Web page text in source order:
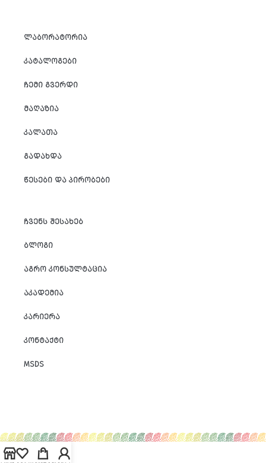
ᲚᲐᲑᲝᲠᲐᲢᲝᲠᲘᲐ
ᲙᲐᲢᲐᲚᲝᲒᲔᲑᲘ
ᲩᲔᲛᲘ ᲒᲕᲔᲠᲓᲘ
ᲛᲐᲦᲐᲖᲘᲐ
ᲙᲐᲚᲐᲗᲐ
ᲒᲐᲓᲐᲮᲓᲐ
ᲬᲔᲡᲔᲑᲘ ᲓᲐ ᲞᲘᲠᲝᲑᲔᲑᲘ
ᲩᲕᲔᲜᲡ ᲨᲔᲡᲐᲮᲔᲑ
ᲑᲚᲝᲒᲘ
ᲐᲒᲠᲝ ᲙᲝᲜᲡᲣᲚᲢᲐᲪᲘᲐ
ᲐᲙᲐᲓᲔᲛᲘᲐ
ᲙᲐᲠᲘᲔᲠᲐ
ᲙᲝᲜᲢᲐᲥᲢᲘ
MSDS